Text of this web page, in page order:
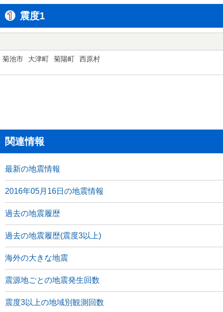
震度1
菊池市 大津町 菊陽町 西原村
関連情報
最新の地震情報
2016年05月16日の地震情報
過去の地震履歴
過去の地震履歴(震度3以上)
海外の大きな地震
震源地ごとの地震発生回数
震度3以上の地域別観測回数